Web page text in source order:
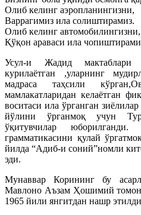
Олиб келинг аэропланингизни,
Варрагимиз ила солиштирамиз.
Олиб келинг автомобилингизни,
Қўқон араваси ила
Усул-и Жадид мактаблари
курилаётган ,уларнинг
мадраса таҳсили
мамлакатларидан келаётган
воситаси ила ўрганган
йўлини ўрганмоқ учун
ўқитувчилар
грамматикасини қулай
йилда “Адиб-и соний”номли
эди.
Мунаввар Корининг бу
Мавлоно Аъзам Ҳошимий
1965 йили янгитдан нашр